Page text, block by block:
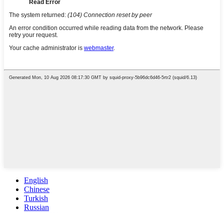
English
Chinese
Turkish
Russian